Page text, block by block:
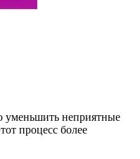
уменьшить неприятные
процесс более